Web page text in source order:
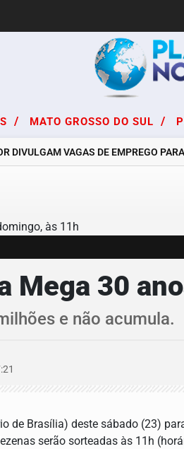
/ MATO GROSSO DO SUL /
VAGAS DE EMPREGO PARA
Mega 30
e não acumula.
de Brasília) deste sábado (23)
serão sorteadas às 11h